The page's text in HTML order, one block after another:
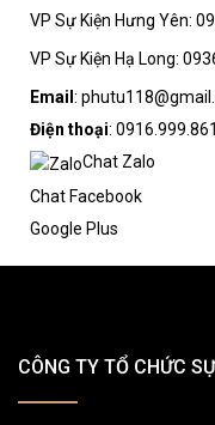
VP Sự Kiện Hưng Yên:
VP Sự Kiện Hạ Long:
Email :
Điện thoại: 0916.999.861
Chat Zalo
Chat Facebook
Google Plus
CÔNG TY TỔ CHỨC